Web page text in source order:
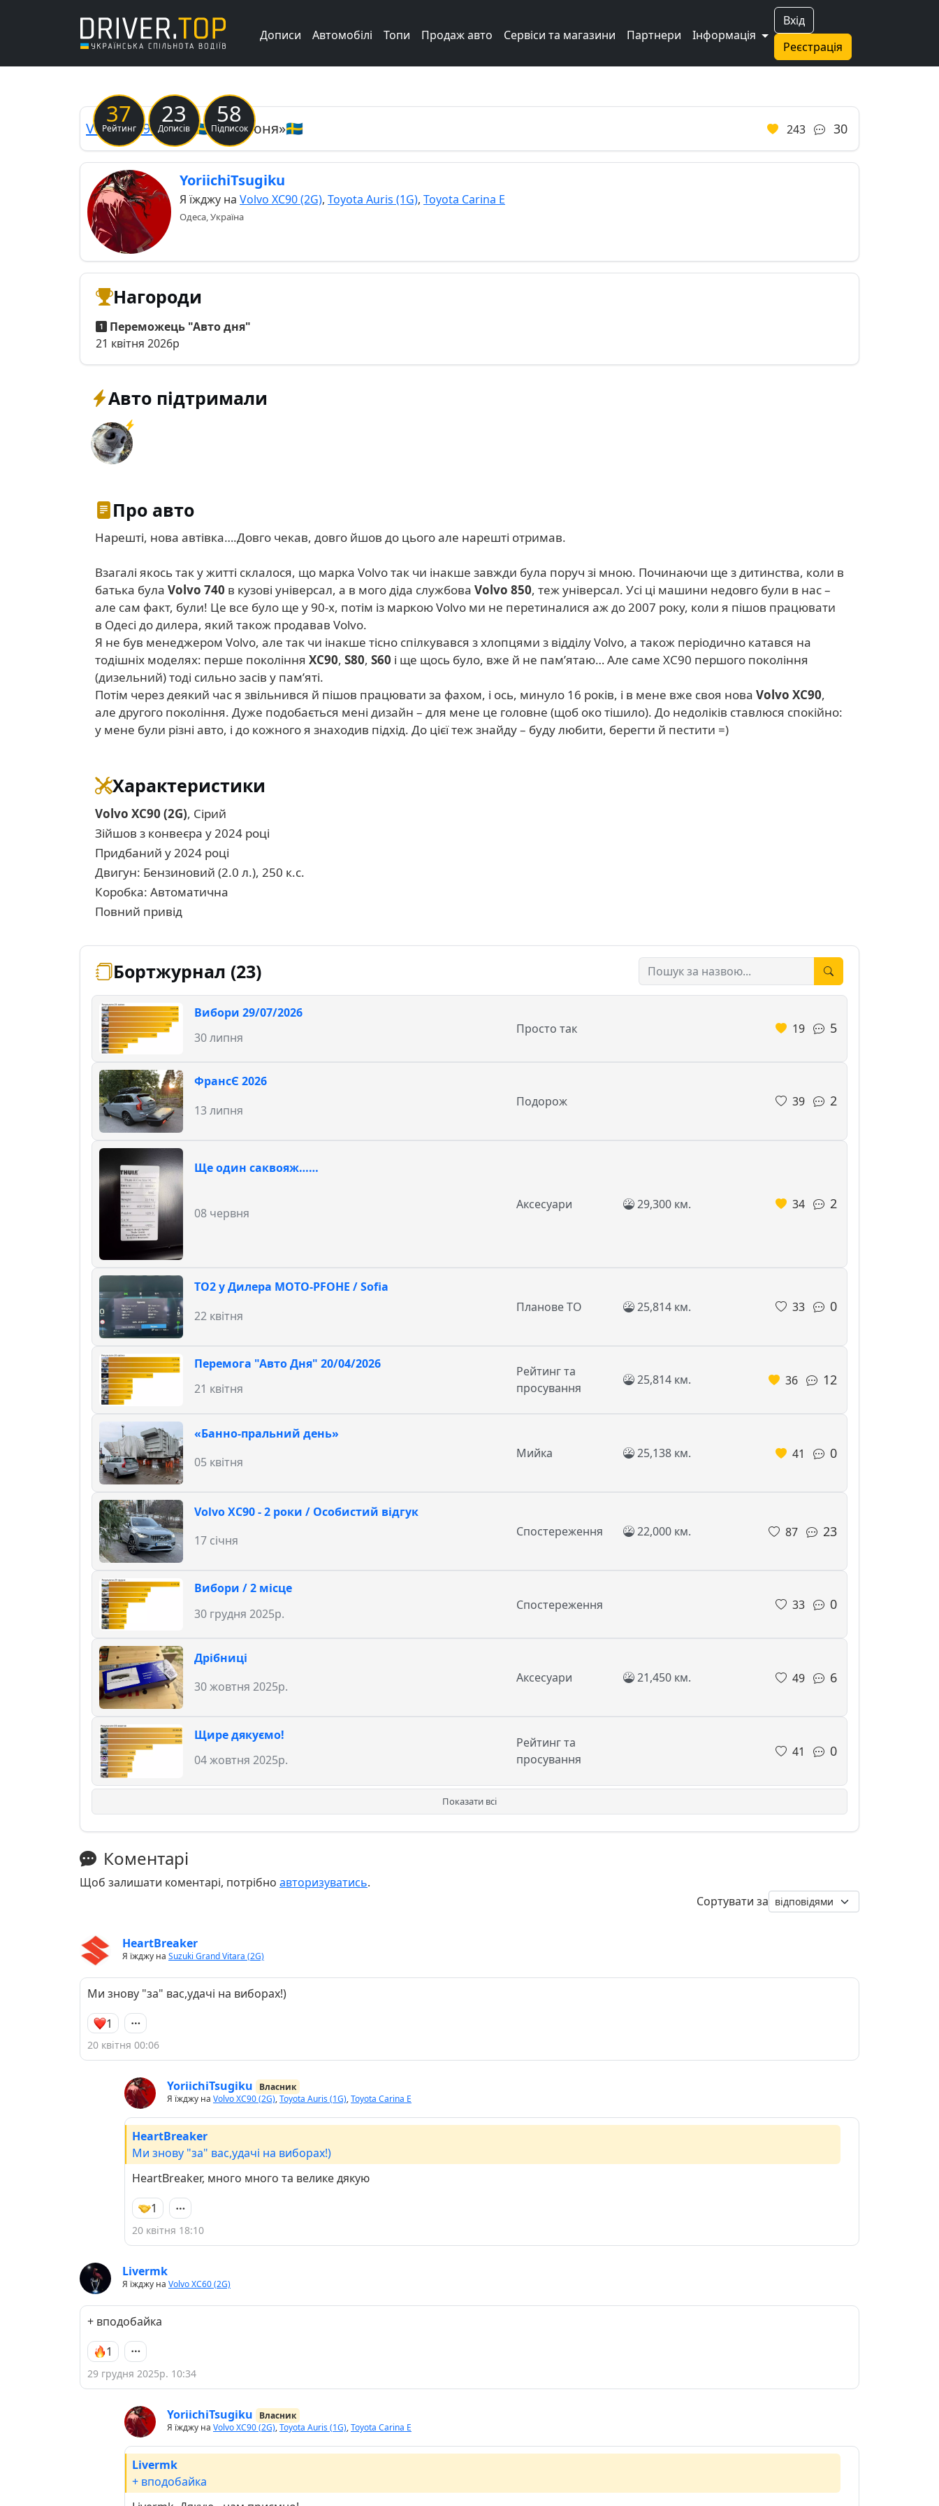
Вхід
Реєстрація
Дописи Автомобілі Топи Продаж авто Сервіси та магазини Партнери Інформація
37
Рейтинг
23
Дописів
58
Підписок
Previous
VolvoXC90 (2G)🇸🇪 «Гарнюня»🇸🇪 243 30
YoriichiTsugiku
Я їжджу на Volvo XC90 (2G), Toyota Auris (1G), Toyota Carina E
Одеса, Україна
Нагороди
Переможець "Авто дня"
21 квітня 2026р
Авто підтримали
Про авто
Нарешті, нова автівка….Довго чекав, довго йшов до цього але нарешті отримав.
Взагалі якось так у житті склалося, що марка Volvo так чи інакше завжди була поруч зі мною. Починаючи ще з дитинства, коли в
батька була Volvo 740 в кузові універсал, а в мого діда службова Volvo 850, теж універсал. Усі ці машини недовго були в нас –
але сам факт, були! Це все було ще у 90-х, потім із маркою Volvo ми не перетиналися аж до 2007 року, коли я пішов працювати
в Одесі до дилера, який також продавав Volvo.
Я не був менеджером Volvo, але так чи інакше тісно спілкувався з хлопцями з відділу Volvo, а також періодично катався на
тодішніх моделях: перше покоління XC90, S80, S60 і ще щось було, вже й не пам’ятаю… Але саме XC90 першого покоління
(дизельний) тоді сильно засів у пам’яті.
Потім через деякий час я звільнився й пішов працювати за фахом, і ось, минуло 16 років, і в мене вже своя нова Volvo XC90,
але другого покоління. Дуже подобається мені дизайн – для мене це головне (щоб око тішило). До недоліків ставлюся спокійно:
у мене були різні авто, і до кожного я знаходив підхід. До цієї теж знайду – буду любити, берегти й пестити =)
Характеристики
Volvo XC90 (2G), Сірий
Зійшов з конвеєра у 2024 році
Придбаний у 2024 році
Двигун: Бензиновий (2.0 л.), 250 к.с.
Коробка: Автоматична
Повний привід
Бортжурнал (23)
Вибори 29/07/2026
30 липня
Просто так 19 5
ФрансЄ 2026
13 липня
Подорож 39 2
Ще один саквояж……
08 червня
Аксесуари 29,300 км. 34 2
TO2 у Дилера MOTO-PFOHE / Sofia
22 квітня
Планове ТО 25,814 км. 33 0
Перемога "Авто Дня" 20/04/2026
21 квітня
Рейтинг та
просування
25,814 км. 36 12
«Банно-пральний день»
05 квітня
Мийка 25,138 км. 41 0
Volvo XC90 - 2 роки / Особистий відгук
17 січня
Спостереження 22,000 км. 87 23
Вибори / 2 місце
30 грудня 2025р.
Спостереження 33 0
Дрібниці
30 жовтня 2025р.
Аксесуари 21,450 км. 49 6
Щире дякуємо!
04 жовтня 2025р.
Рейтинг та
просування
41 0
Показати всі
Коментарі
Щоб залишати коментарі, потрібно авторизуватись.
Сортувати за
HeartBreaker
Я їжджу на Suzuki Grand Vitara (2G)
Ми знову "за" вас,удачi на виборах!)
1
20 квітня 00:06
YoriichiTsugiku
Власник
Я їжджу на Volvo XC90 (2G),Toyota Auris (1G),Toyota Carina E
HeartBreaker
Ми знову "за" вас,удачi на виборах!)
HeartBreaker, много много та велике дякую
1
20 квітня 18:10
Livermk
Я їжджу на Volvo XC60 (2G)
+ вподобайка
1
29 грудня 2025р. 10:34
YoriichiTsugiku
Власник
Я їжджу на Volvo XC90 (2G),Toyota Auris (1G),Toyota Carina E
Livermk
+ вподобайка